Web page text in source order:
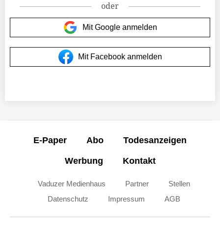
oder
Mit Google anmelden
Mit Facebook anmelden
E-Paper Abo Todesanzeigen
Werbung Kontakt
Vaduzer Medienhaus Partner
Stellen
Datenschutz
Impressum AGB